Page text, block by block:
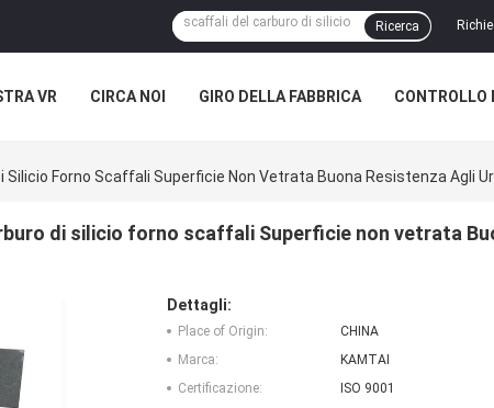
Ricerca
VR CIRCA NOI GIRO DELLA FABBRICA CONTROLLO
Silicio Forno Scaffali Superficie Non Vetrata Buona Resistenza Agli
di silicio forno scaffali Superficie non vetrata
Dettagli:
Place of Origin:
CHINA
Marca:
KAMTAI
Certificazione:
ISO 9001